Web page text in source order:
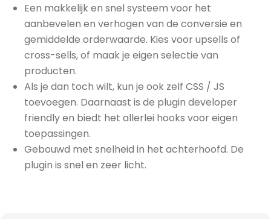
Een makkelijk en snel systeem voor het
aanbevelen en verhogen van de conversie en
gemiddelde orderwaarde. Kies voor upsells of
cross-sells, of maak je eigen selectie van
producten.
Als je dan toch wilt, kun je ook zelf CSS / JS
toevoegen. Daarnaast is de plugin developer
friendly en biedt het allerlei hooks voor eigen
toepassingen.
Gebouwd met snelheid in het achterhoofd. De
plugin is snel en zeer licht.